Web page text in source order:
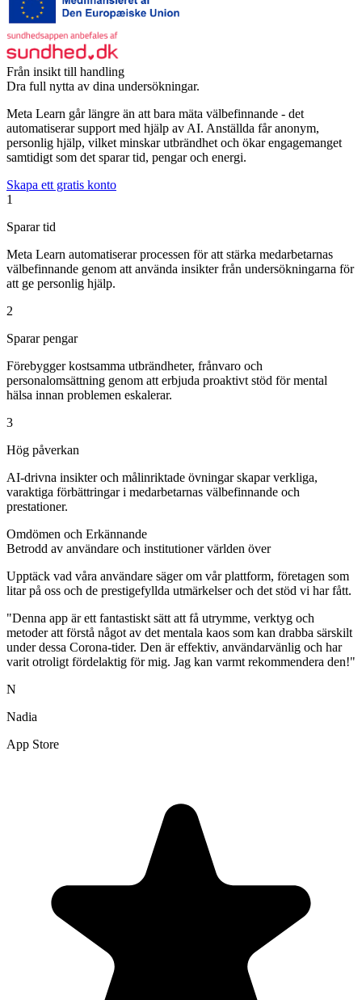
Från insikt till handling
Dra full nytta av dina undersökningar.
Meta Learn går längre än att bara mäta välbefinnande - det
automatiserar support med hjälp av AI. Anställda får anonym,
personlig hjälp, vilket minskar utbrändhet och ökar engagemanget
samtidigt som det sparar tid, pengar och energi.
Skapa ett gratis konto
1
Sparar tid
Meta Learn automatiserar processen för att stärka medarbetarnas
välbefinnande genom att använda insikter från undersökningarna för
att ge personlig hjälp.
2
Sparar pengar
Förebygger kostsamma utbrändheter, frånvaro och
personalomsättning genom att erbjuda proaktivt stöd för mental
hälsa innan problemen eskalerar.
3
Hög påverkan
AI-drivna insikter och målinriktade övningar skapar verkliga,
varaktiga förbättringar i medarbetarnas välbefinnande och
prestationer.
Omdömen och Erkännande
Betrodd av användare och institutioner världen över
Upptäck vad våra användare säger om vår plattform, företagen som
litar på oss och de prestigefyllda utmärkelser och det stöd vi har fått.
"Denna app är ett fantastiskt sätt att få utrymme, verktyg och
metoder att förstå något av det mentala kaos som kan drabba särskilt
under dessa Corona-tider. Den är effektiv, användarvänlig och har
varit otroligt fördelaktig för mig. Jag kan varmt rekommendera den!"
N
Nadia
App Store